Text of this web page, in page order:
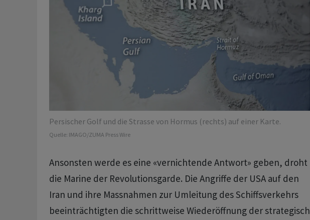
Persischer Golf und die Strasse von Hormus (rechts) auf einer Karte.
Quelle: IMAGO/ZUMA Press Wire
Ansonsten werde es eine «vernichtende Antwort» geben, droht
‌die Marine der ⁠Revolutionsgarde. Die Angriffe der USA auf den
Iran und ihre Massnahmen zur Umleitung des Schiffsverkehrs
beeinträchtigten die schrittweise Wiederöffnung der strategisch